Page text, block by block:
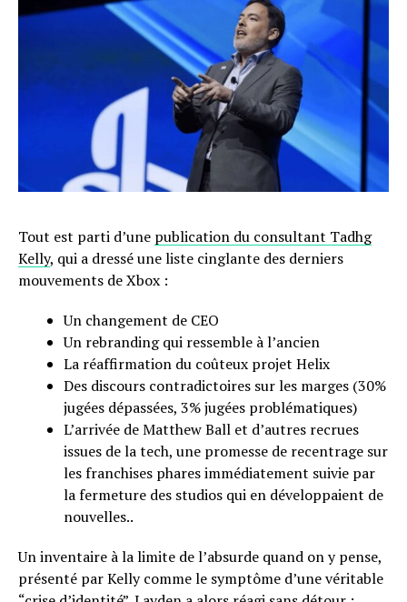
Tout est parti d’une publication du consultant Tadhg
Kelly, qui a dressé une liste cinglante des derniers
mouvements de Xbox :
Un changement de CEO
Un rebranding qui ressemble à l’ancien
La réaffirmation du coûteux projet Helix
Des discours contradictoires sur les marges (30%
jugées dépassées, 3% jugées problématiques)
L’arrivée de Matthew Ball et d’autres recrues
issues de la tech, une promesse de recentrage sur
les franchises phares immédiatement suivie par
la fermeture des studios qui en développaient de
nouvelles..
Un inventaire à la limite de l’absurde quand on y pense,
présenté par Kelly comme le symptôme d’une véritable